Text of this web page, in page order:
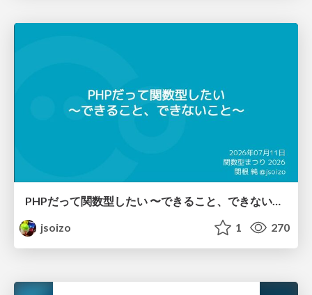
PHPだって関数型したい 〜できること、できないこと〜 / fp-in-php
jsoizo
1 270